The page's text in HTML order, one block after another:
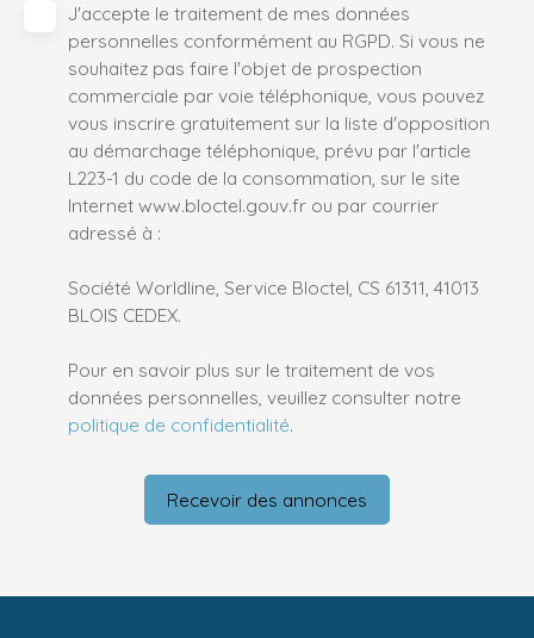
J'accepte le traitement de mes données
personnelles conformément au RGPD. Si vous ne
souhaitez pas faire l'objet de prospection
commerciale par voie téléphonique, vous pouvez
vous inscrire gratuitement sur la liste d'opposition
au démarchage téléphonique, prévu par l'article
L223-1 du code de la consommation, sur le site
Internet www.bloctel.gouv.fr ou par courrier
adressé à :
Société Worldline, Service Bloctel, CS 61311, 41013
BLOIS CEDEX.
Pour en savoir plus sur le traitement de vos
données personnelles, veuillez consulter notre
politique de confidentialité.
Recevoir des annonces